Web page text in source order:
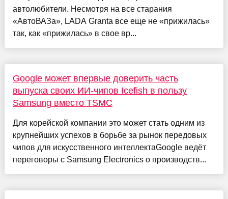
автолюбители. Несмотря на все старания
«АвтоВАЗа», LADA Granta все еще не «прижилась»
так, как «прижилась» в свое вр...
Google может впервые доверить часть
выпуска своих ИИ-чипов Icefish в пользу
Samsung вместо TSMC
Для корейской компании это может стать одним из
крупнейших успехов в борьбе за рынок передовых
чипов для искусственного интеллектаGoogle ведёт
переговоры с Samsung Electronics о производств...